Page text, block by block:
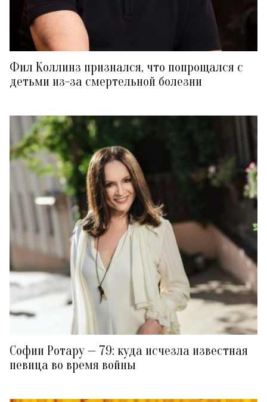
Фил Коллинз признался, что попрощался с
детьми из-за смертельной болезни
Софии Ротару — 79: куда исчезла известная
певица во время войны